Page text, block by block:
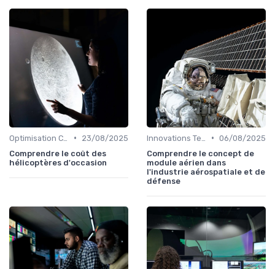
•
23/08/2025
Comprendre le coût des
hélicoptères d'occasion
• 06/08/2025
Comprendre le concept de
module aérien dans
l'industrie aérospatiale et de
défense